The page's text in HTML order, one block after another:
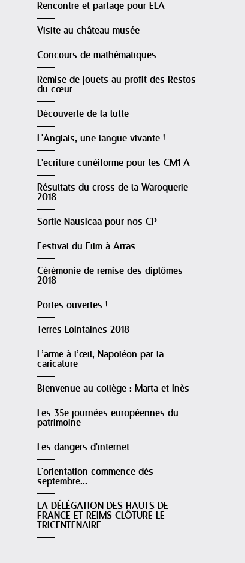
Rencontre et partage pour ELA
Visite au château musée
Concours de mathématiques
Remise de jouets au profit des Restos
du cœur
Découverte de la lutte
L'Anglais, une langue vivante !
L'ecriture cunéiforme pour les CM1 A
Résultats du cross de la Waroquerie
2018
Sortie Nausicaa pour nos CP
Festival du Film à Arras
Cérémonie de remise des diplômes
2018
Portes ouvertes !
Terres Lointaines 2018
L’arme à l’œil, Napoléon par la
caricature
Bienvenue au collège : Marta et Inès
Les 35e journées européennes du
patrimoine
Les dangers d'internet
L'orientation commence dès
septembre...
LA DÉLÉGATION DES HAUTS DE
FRANCE ET REIMS CLÔTURE LE
TRICENTENAIRE